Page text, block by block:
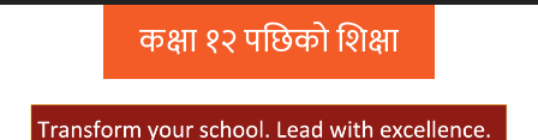
कक्षा १२ पछिको शिक्षा